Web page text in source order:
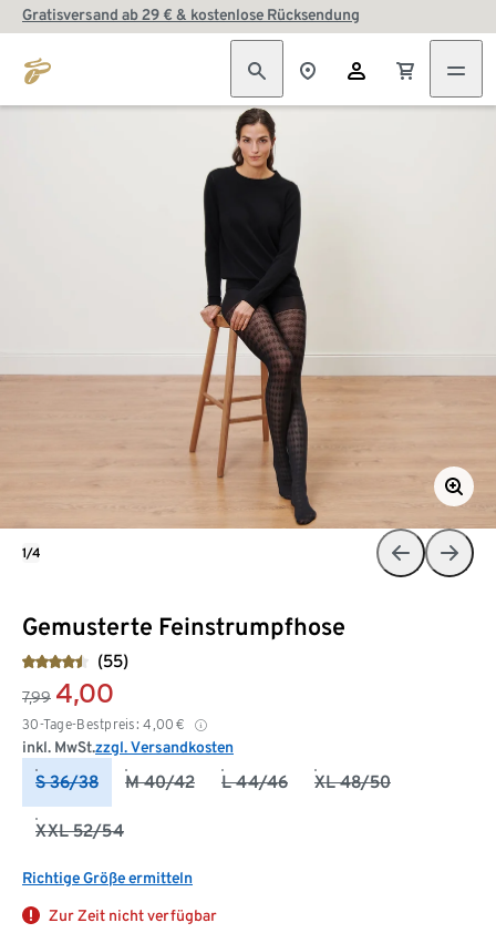
Gratisversand ab 29 € & kostenlose Rücksendung
Gemusterte Feinstrumpfhose
(55)
7,99 4,00
30-Tage-Bestpreis: 4,00 €
inkl. MwSt.zzgl. Versandkosten
S 36/38 M 40/42 L 44/46 XL 48/50
XXL 52/54
Richtige Größe ermitteln
Zur Zeit nicht verfügbar
1/4